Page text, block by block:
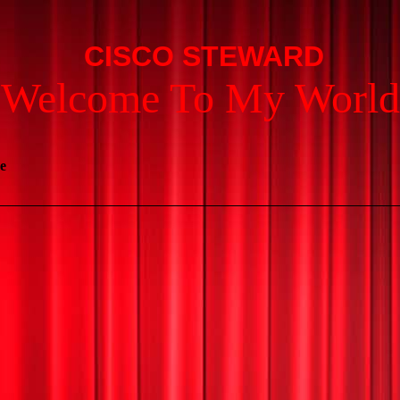
CISCO STEWARD
Welcome To My World